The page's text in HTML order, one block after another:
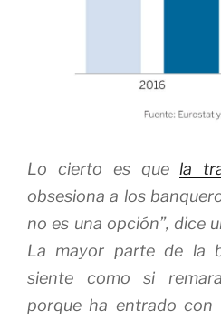
Lo cierto es que la
obsesiona a los
no es una opción”, dice
La mayor parte de la
siente como si
porque ha entrado con